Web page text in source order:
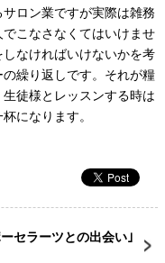
ロン業ですが実際は雑務
こなさなくてはいけませ
なければいけないかを考
繰り返しです。それが糧
徒様とレッスンする時は
になります。
セラーツとの出会い｣